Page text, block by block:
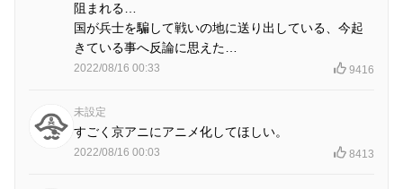
阻まれる…
国が兵士を騙して戦いの地に送り出している、今起
きている事へ反論に思えた…
2022/08/16 00:33 9416
未設定
すごく京アニにアニメ化してほしい。
2022/08/16 00:03 8413